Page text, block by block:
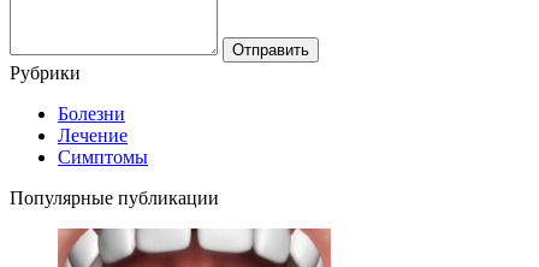
Рубрики
Болезни
Лечение
Симптомы
Популярные публикации